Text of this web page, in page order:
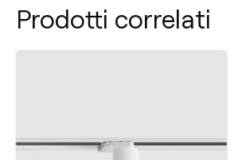
Prodotti correlati